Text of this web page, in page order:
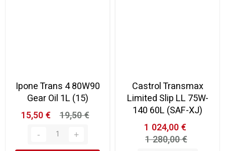
Ipone Trans 4 80W90
Gear Oil 1L (15)
15,50 €
19,50 €
Castrol Transmax
Limited Slip LL 75W-
140 60L (SAF-XJ)
1 024,00 €
1 280,00 €